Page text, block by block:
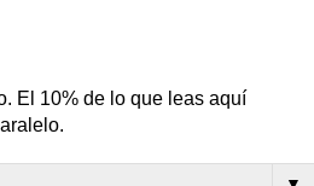
El 10% de lo que leas aquí